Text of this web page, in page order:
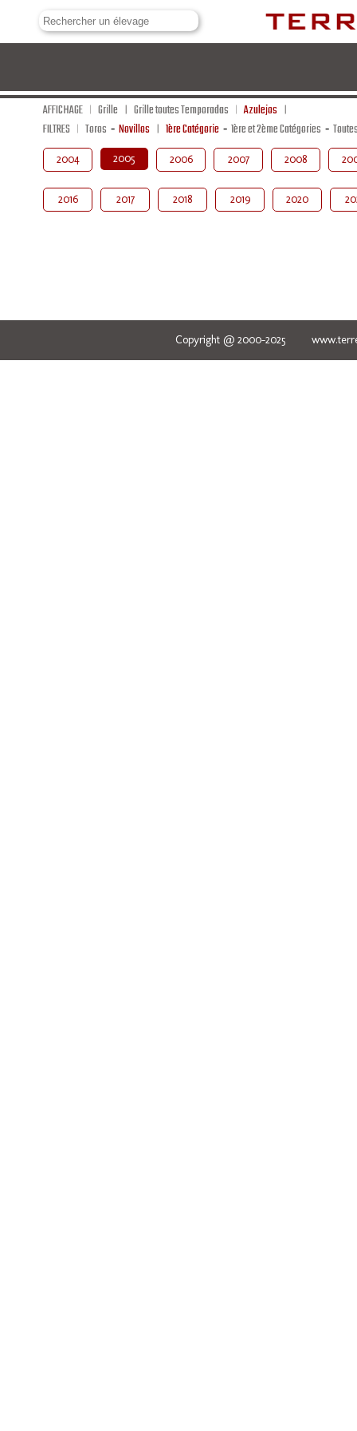
AFFICHAGE Grille Grille toutes Temporadas
Azulejos
FILTRES
Toros - Novillos 1ère Catégorie - 1ère et 2ème Catégories -
2004 2005 2006 2007 2008
2016 2017 2018 2019 2020
Copyright @ 2000-2025